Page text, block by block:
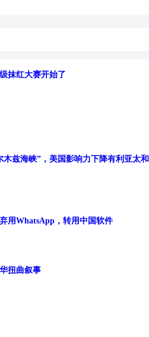
抹红大赛开始了
兹海峡”，美国影响力下降有利亚太和
用WhatsApp，转用中国软件
扭曲叙事